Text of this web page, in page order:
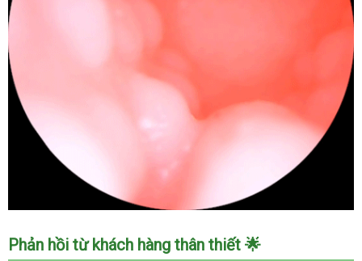
Âm
Đạo
Phản hồi từ khách hàng thân thiết 🌟